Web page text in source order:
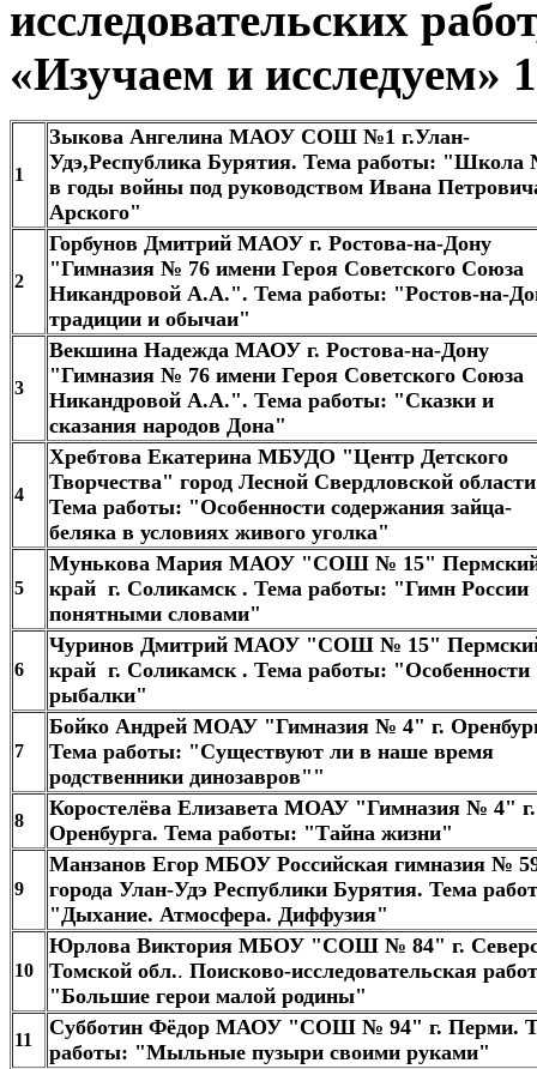
исследовательских
«Изучаем и исследуем»
1
Зыкова Ангелина МАОУ СОШ №1 г.Улан-
Удэ,Республика Бурятия. Тема работы: "Школа
в годы войны под руководством Ивана
Арского"
2
Горбунов Дмитрий МАОУ г. Ростова-на-Дону
"Гимназия № 76 имени Героя Советского Союза
Никандровой А.А.". Тема работы: "Ростов-на-
традиции и обычаи"
3
Векшина Надежда МАОУ г. Ростова-на-Дону
"Гимназия № 76 имени Героя Советского Союза
Никандровой А.А.". Тема работы: "Сказки и
сказания народов Дона"
4
Хребтова Екатерина МБУДО "Центр Детского
Творчества" город Лесной Свердловской
Тема работы: "Особенности содержания зайца-
беляка в условиях живого уголка"
5
Мунькова Мария МАОУ "СОШ № 15"
край г. Соликамск . Тема работы: "Гимн России
понятными словами"
6
Чуринов Дмитрий МАОУ "СОШ № 15"
край г. Соликамск . Тема работы: "Особенности
рыбалки"
7
Бойко Андрей МОАУ "Гимназия № 4" г.
Тема работы: "Существуют ли в наше время
родственники динозавров""
8
Коростелёва Елизавета МОАУ "Гимназия № 4" г.
Оренбурга. Тема работы: "Тайна жизни"
9
Манзанов Егор МБОУ Российская гимназия №
города Улан-Удэ Республики Бурятия. Тема
"Дыхание. Атмосфера. Диффузия"
10
Юрлова Виктория МБОУ "СОШ № 84" г.
Томской обл.​. Поисково-исследовательская
"Большие герои малой родины"
11
Субботин Фёдор МАОУ "СОШ № 94" г. Перми.
работы: "Мыльные пузыри своими руками"